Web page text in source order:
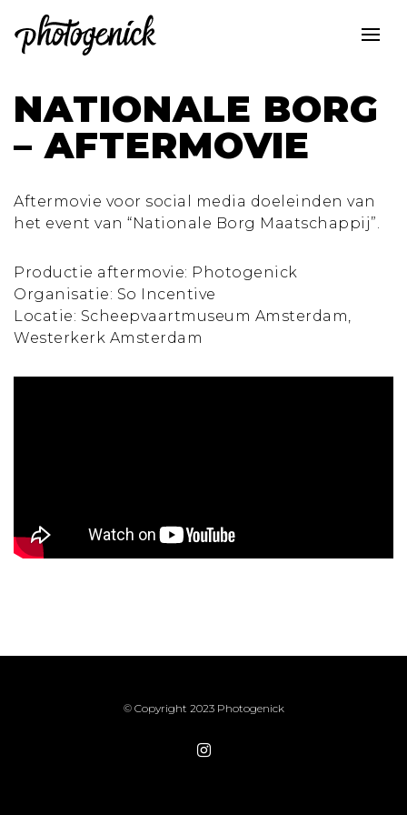
NATIONALE BORG
– AFTERMOVIE
Aftermovie voor social media doeleinden van
het event van “Nationale Borg Maatschappij”.
Productie aftermovie: Photogenick
Organisatie: So Incentive
Locatie: Scheepvaartmuseum Amsterdam,
Westerkerk Amsterdam
© Copyright 2023 Photogenick